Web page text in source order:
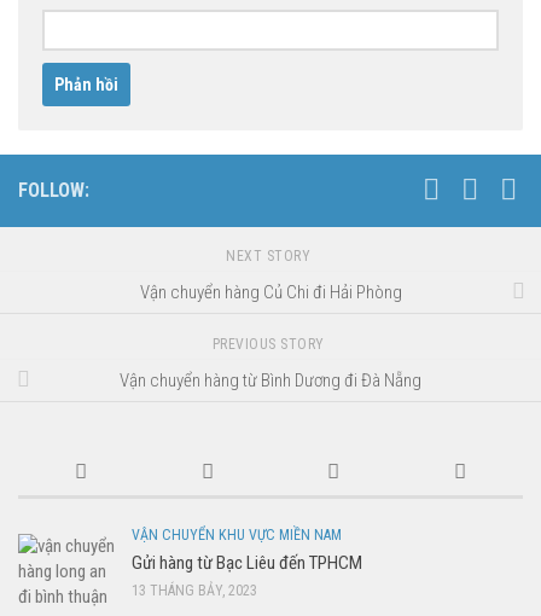
FOLLOW:
NEXT STORY
Vận chuyển hàng Củ Chi đi Hải Phòng
PREVIOUS STORY
Vận chuyển hàng từ Bình Dương đi Đà Nẵng
VẬN CHUYỂN KHU VỰC MIỀN NAM
Gửi hàng từ Bạc Liêu đến TPHCM
13 THÁNG BẢY, 2023